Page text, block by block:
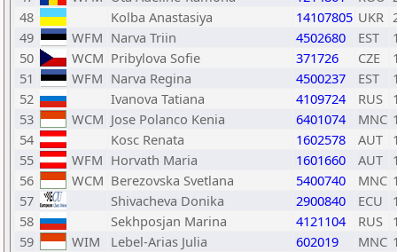
48
Kolba Anastasiya 14107805 UKR
49
WFM Narva Triin 4502680 EST
50
WCM Pribylova Sofie 371726 CZE
51
WFM Narva Regina 4500237 EST
52
Ivanova Tatiana 4109724 RUS
53
WCM Jose Polanco Kenia 6401074 MNC
54
Kosc Renata 1602578 AUT
55
WFM Horvath Maria 1601660 AUT
56
WCM Berezovska Svetlana 5400740 MNC
57
Shivacheva Donika 2900840 ECU
58
Sekhposjan Marina 4121104 RUS
59
WIM Lebel-Arias Julia 602019 MNC